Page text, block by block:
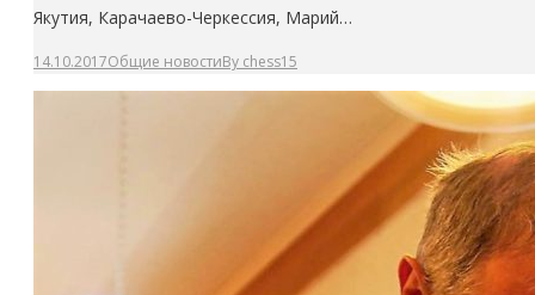
Якутия, Карачаево-Черкессия, Марий…
14.10.2017Общие новостиBy chess15